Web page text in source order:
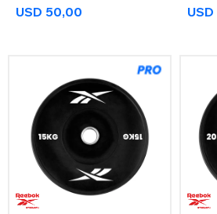
USD 50,00 USD